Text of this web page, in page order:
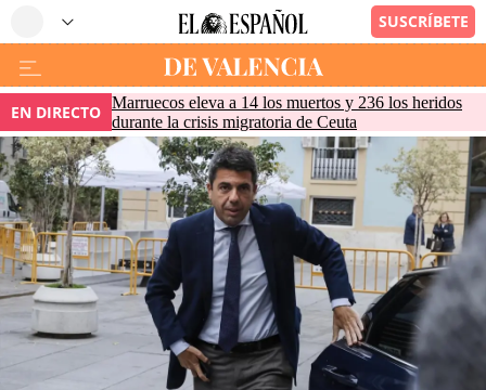
EN DIRECTO Marruecos eleva a 14 los muertos y 236 los heridos
durante la crisis migratoria de Ceuta